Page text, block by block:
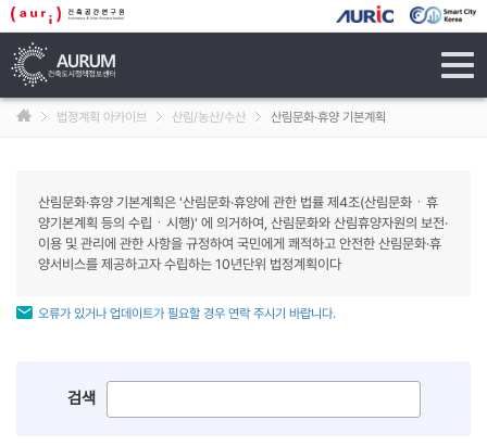
법정계획 아카이브 산림/농산/수산 산림문화·휴양 기본계획
산림문화·휴양 기본계획은 '산림문화·휴양에 관한 법률 제4조(산림문화ㆍ휴
양기본계획 등의 수립ㆍ시행)' 에 의거하여, 산림문화와 산림휴양자원의 보전·
이용 및 관리에 관한 사항을 규정하여 국민에게 쾌적하고 안전한 산림문화·휴
양서비스를 제공하고자 수립하는 10년단위 법정계획이다
오류가 있거나 업데이트가 필요할 경우 연락 주시기 바랍니다.
검색